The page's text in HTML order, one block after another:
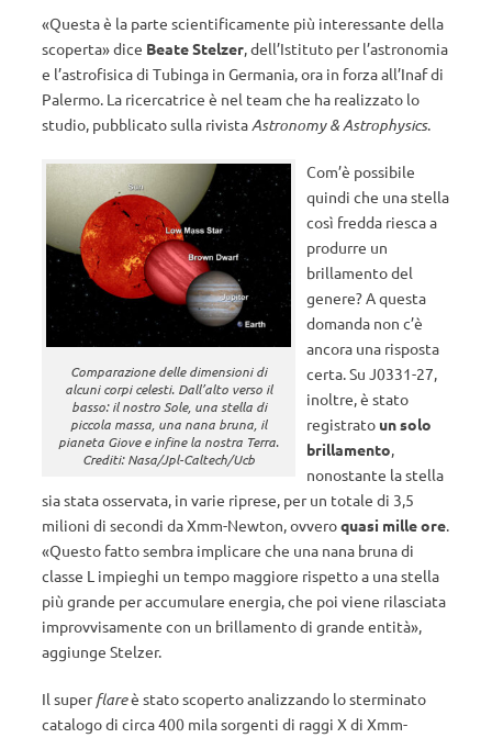
«Questa è la parte scientificamente più interessante della
scoperta» dice Beate Stelzer, dell’Istituto per l’astronomia
e l’astrofisica di Tubinga in Germania, ora in forza all’Inaf di
Palermo. La ricercatrice è nel team che ha realizzato lo
studio, pubblicato sulla rivistaAstronomy & Astrophysics.
Comparazione delle dimensioni di
alcuni corpi celesti. Dall’alto verso il
basso: il nostro Sole, una stella di
piccola massa, una nana bruna, il
pianeta Giove e infine la nostra Terra.
Crediti: Nasa/Jpl-Caltech/Ucb
Com’è possibile
quindi che una stella
così fredda riesca a
produrre un
brillamento del
genere? A questa
domanda non c’è
ancora una risposta
certa. Su J0331-27,
inoltre, è stato
registrato un solo
brillamento,
nonostante la stella
sia stata osservata, in varie riprese, per un totale di 3,5
milioni di secondi da Xmm-Newton, ovveroquasi mille ore.
«Questo fatto sembra implicare che una nana bruna di
classe L impieghi un tempo maggiore rispetto a una stella
più grande per accumulare energia, che poi viene rilasciata
improvvisamente con un brillamento di grande entità»,
aggiunge Stelzer.
Il superflareè stato scoperto analizzando lo sterminato
catalogo di circa 400 mila sorgenti di raggi X di Xmm-